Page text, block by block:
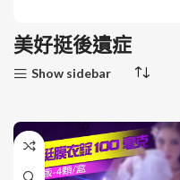
美好挺後遺症
Show sidebar